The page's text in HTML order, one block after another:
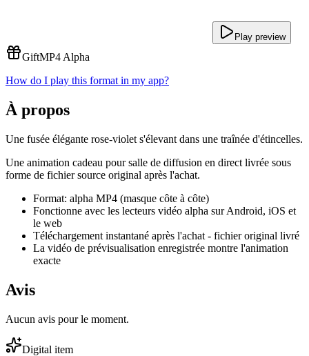
Play preview
GiftMP4 Alpha
How do I play this format in my app?
À propos
Une fusée élégante rose-violet s'élevant dans une traînée d'étincelles.
Une animation cadeau pour salle de diffusion en direct livrée sous
forme de fichier source original après l'achat.
Format: alpha MP4 (masque côte à côte)
Fonctionne avec les lecteurs vidéo alpha sur Android, iOS et
le web
Téléchargement instantané après l'achat - fichier original livré
La vidéo de prévisualisation enregistrée montre l'animation
exacte
Avis
Aucun avis pour le moment.
Digital item